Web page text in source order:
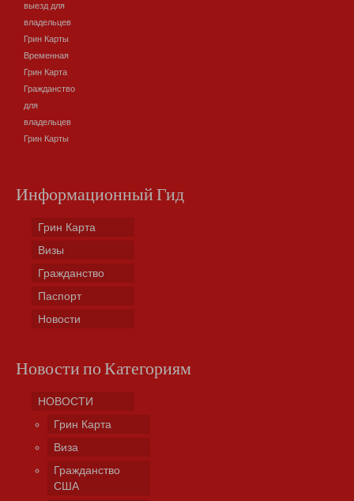
выезд для
владельцев
Грин Карты
Временная
Грин Карта
Гражданство
для
владельцев
Грин Карты
Информационный Гид
Грин Карта
Визы
Гражданство
Паспорт
Новости
Новости по Категориям
НОВОСТИ
Грин Карта
Виза
Гражданство
США